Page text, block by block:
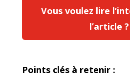
Vous voulez lire
l’article ?
Points clés à retenir :